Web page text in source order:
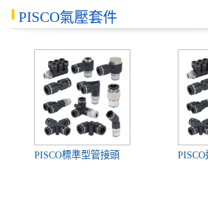
PISCO氣壓套件
PISCO標準型管接頭